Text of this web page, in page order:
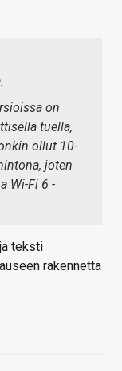
on
tuella,
ollut 10-
joten
Wi-Fi 6 -
teksti
rakennetta